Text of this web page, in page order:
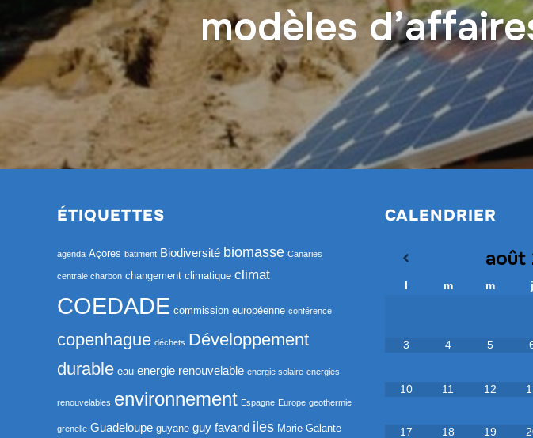
modèles
ÉTIQUETTES
agenda Açores batiment Biodiversité biomasse Canaries
centrale charbon changement climatique climat
COEDADE commission européenne conférence
copenhague déchets Développement
durable eau energie renouvelable energie solaire energies
renouvelables environnement Espagne Europe geothermie
grenelle Guadeloupe guyane guy favand iles Marie-Galante
CALENDRIER
août
l m m j
3 4 5
10 11 12
17 18 19